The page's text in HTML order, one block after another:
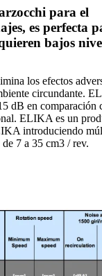
para el
es perfecta
bajos
los efectos
circundante.
dB en comparación
ELIKA es un
introduciendo
7 a 35 cm3 / rev.